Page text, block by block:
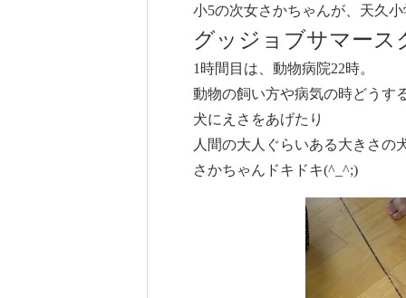
小5の次女さかちゃんが、天久
グッジョブサマース
1時間目は、動物病院22時。
動物の飼い方や病気の時どうす
犬にえさをあげたり
人間の大人ぐらいある大きさ
さかちゃんドキドキ(^_^;)